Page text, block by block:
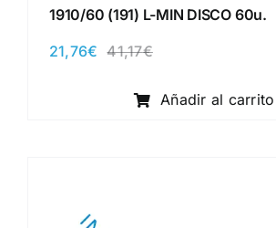
1910/60 (191) L-MIN DISCO 60u.
41,17€El
original
era:
21,76€
El
actual
es:
Añadir al carrito